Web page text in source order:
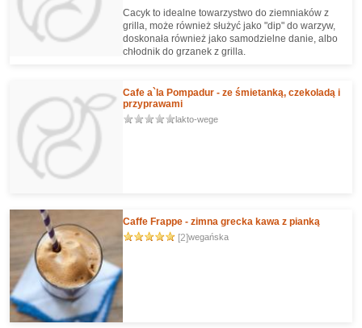
Cacyk to idealne towarzystwo do ziemniaków z
grilla, może również służyć jako "dip" do warzyw,
doskonała również jako samodzielne danie, albo
chłodnik do grzanek z grilla.
Cafe a`la Pompadur - ze śmietanką, czekoladą i
przyprawami
lakto-wege
Caffe Frappe - zimna grecka kawa z pianką
[2]wegańska